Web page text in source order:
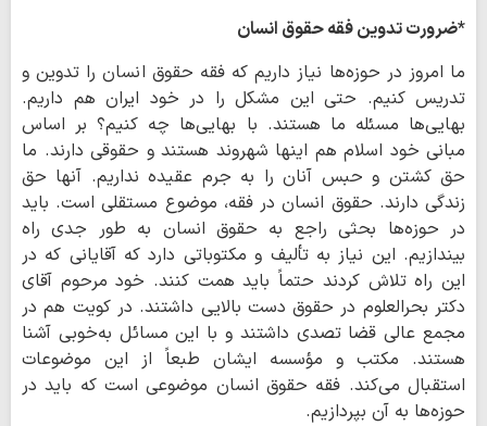
*ضرورت تدوین فقه حقوق انسان
ما امروز در حوزه‌ها نیاز داریم که فقه حقوق انسان را تدوین و
تدریس کنیم. حتی این مشکل را در خود ایران هم داریم.
بهایی‌ها مسئله ما هستند. با بهایی‌ها چه کنیم؟ بر اساس
مبانی خود اسلام هم اینها شهروند هستند و حقوقی دارند. ما
حق کشتن و حبس آنان را به جرم عقیده نداریم. آنها حق
زندگی دارند. حقوق انسان در فقه، موضوع مستقلی است. باید
در حوزه‌ها بحثی راجع به حقوق انسان به طور جدی راه
بیندازیم. این نیاز به تألیف و مکتوباتی دارد که آقایانی که در
این راه تلاش کردند حتماً باید همت کنند. خود مرحوم آقای
دکتر بحرالعلوم در حقوق دست بالایی داشتند. در کویت هم در
مجمع عالی قضا تصدی داشتند و با این مسائل به‌خوبی آشنا
هستند. مکتب و مؤسسه ایشان طبعاً از این موضوعات
استقبال می‌کند. فقه حقوق انسان موضوعی است که باید در
حوزه‌ها به آن بپردازیم.